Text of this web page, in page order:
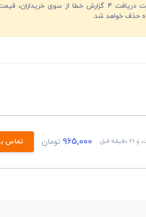
در صورت دریافت 4 گزارش خطا از سوی
حذف خواهد شد.
965,000 تومان تماس